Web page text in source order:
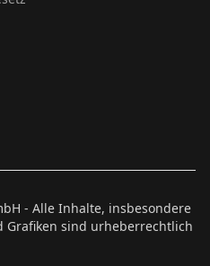
- Alle Inhalte, insbesondere
Grafiken sind urheberrechtlich